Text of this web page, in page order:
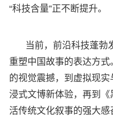
“科技含量”正不断提升。
当前，前沿科技蓬勃
重塑中国故事的表达方式
的视觉震撼，到虚拟现
浸式文博新体验，再到
活传统文化叙事的强大